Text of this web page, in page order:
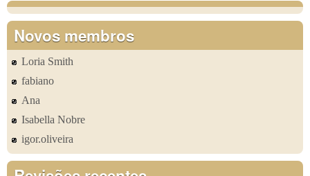
Novos membros
Loria Smith
fabiano
Ana
Isabella Nobre
igor.oliveira